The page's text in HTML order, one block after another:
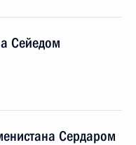
Сейедом
Сердаром